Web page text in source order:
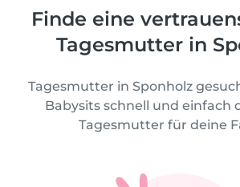
Finde eine
Tagesmutter in
Tagesmutter in Sponholz
Babysits schnell und einfach
Tagesmutter für deine